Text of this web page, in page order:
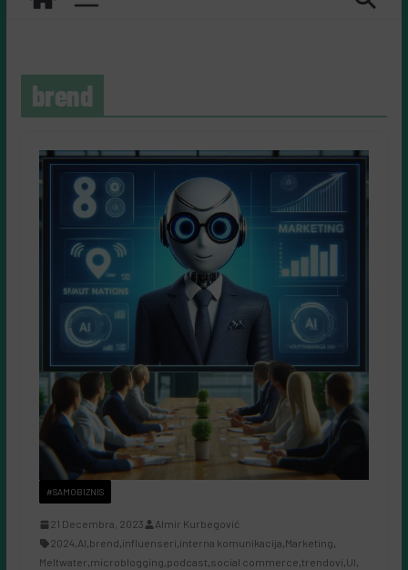
brend
#SAMOBIZNIS
21 Decembra, 2023
Almir Kurbegović
2024,AI,brend,influenseri,interna komunikacija,Marketing,
Meltwater,microblogging,podcast,social commerce,trendovi,UI,